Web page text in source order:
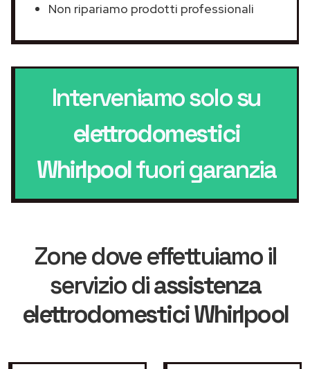
Non ripariamo prodotti professionali
Interveniamo solo su
elettrodomestici
Whirlpoolfuori garanzia
Zone dove effettuiamo il
servizio diassistenza
elettrodomestici Whirlpool